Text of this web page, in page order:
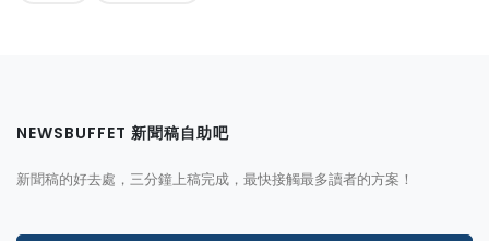
NEWSBUFFET 新聞稿自助吧
新聞稿的好去處，三分鐘上稿完成，最快接觸最多讀者的方案！